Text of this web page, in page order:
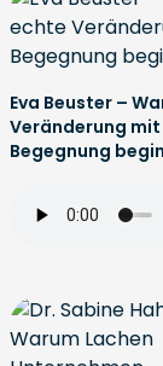
Eva Beuster –
Veränderung mit
Begegnung